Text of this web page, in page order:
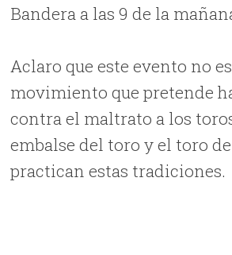
Bandera a las 9 de la
Aclaro que este evento no
movimiento que pretende
contra el maltrato a los
embalse del toro y el toro
practican estas tradiciones.